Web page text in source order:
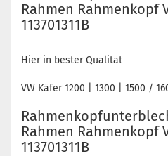
Rahmen Rahmenkopf
113701311B
Hier in bester Qualität
VW Käfer 1200 | 1300 | 1500 /
Rahmen Rahmenkopf
113701311B